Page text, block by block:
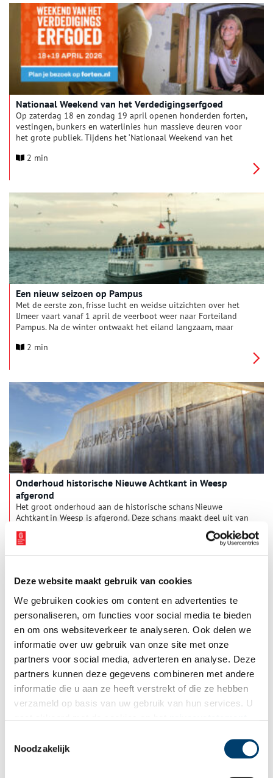
Deze website maakt gebruik van cookies
We gebruiken cookies om content en advertenties te
personaliseren, om functies voor social media te bieden
en om ons websiteverkeer te analyseren. Ook delen we
informatie over uw gebruik van onze site met onze
partners voor social media, adverteren en analyse. Deze
partners kunnen deze gegevens combineren met andere
informatie die u aan ze heeft verstrekt of die ze hebben
verzameld op basis van uw gebruik van hun services. U
Noodzakelijk
dan ooit.
Nationaal Weekend van het Verdedigingserfgoed
Op zaterdag 18 en zondag 19 april openen honderden forten,
vestingen, bunkers en waterlinies hun massieve deuren voor
het grote publiek. Tijdens het ‘Nationaal Weekend van het
Maastricht in één groot openluchtmuseum. Stichting Forten
dan ooit.
2 min
Een nieuw seizoen op Pampus
Met de eerste zon, frisse lucht en weidse uitzichten over het
IJmeer vaart vanaf 1 april de veerboot weer naar Forteiland
Pampus. Na de winter ontwaakt het eiland langzaam, maar
2 min
Onderhoud historische Nieuwe Achtkant in Weesp
afgerond
Het groot onderhoud aan de historische schans Nieuwe
Achtkant in Weesp is afgerond. Deze schans maakt deel uit van
2 verdedigingslinies die vroeger Weesp en het achterliggende
gebied beschermden. Met het herstel is het vestingkarakter
Internationaal symposium over vestingbouw in Naarden
Stichting Monumentenbezit organiseert op 7 mei het
internationale symposium “History and Typology of
Fortifications” in de historische vesting van Naarden. Tijdens
Monumentenbezit het belang benadrukken van kennisdeling